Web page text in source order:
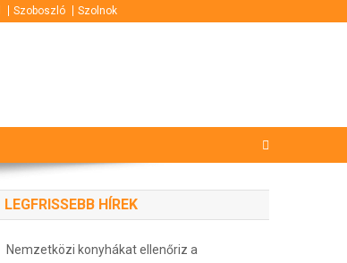
Szoboszló Szolnok
LEGFRISSEBB HÍREK
Nemzetközi konyhákat ellenőriz a